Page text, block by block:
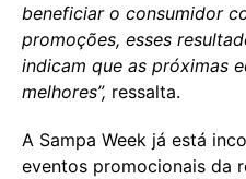
beneficiar o consumidor
promoções, esses
indicam que as próximas
melhores”, ressalta.
A Sampa Week já está
eventos promocionais da